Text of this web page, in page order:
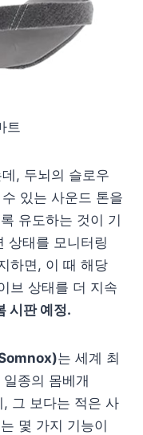
트
, 두뇌의 슬로우
있는 사운드 톤을
유도하는 것이 기
상태를 모니터링
하면, 이 때 해당
브 상태를 더 지속
시판 예정.
는 세계 최
종의 몸베개
그 보다는 적은 사
몇 가지 기능이